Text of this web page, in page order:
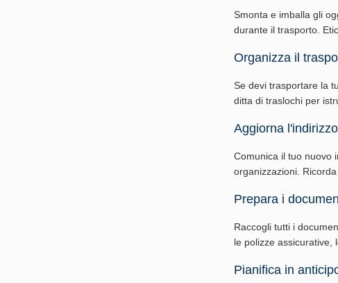
Smonta e imballa gli
durante il trasporto.
Organizza il
Se devi trasportare la
ditta di traslochi per
Aggiorna
Comunica il tuo nuovo
organizzazioni.
Prepara i
Raccogli tutti i
le polizze assicurative,
Pianifica in